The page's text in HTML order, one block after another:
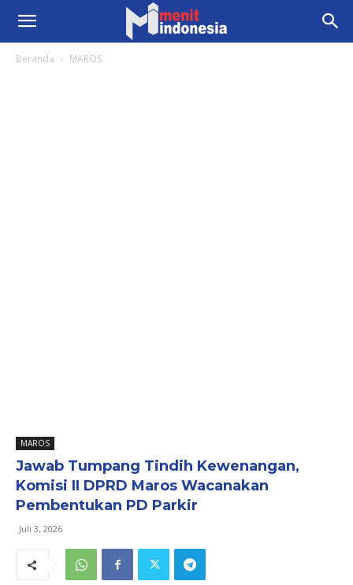
Beranda MAROS
MAROS
Jawab Tumpang Tindih Kewenangan,
Komisi II DPRD Maros Wacanakan
Pembentukan PD Parkir
Juli 3, 2026